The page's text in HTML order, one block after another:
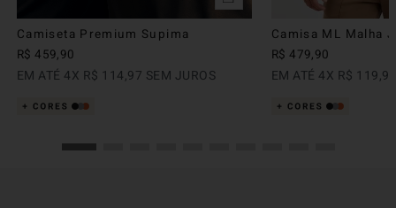
Camiseta Premium Supima
R$ 459,90
EM ATÉ 4X R$ 114,97 SEM JUROS
Camisa ML Malha
R$ 479,90
EM ATÉ 4X R$ 119,